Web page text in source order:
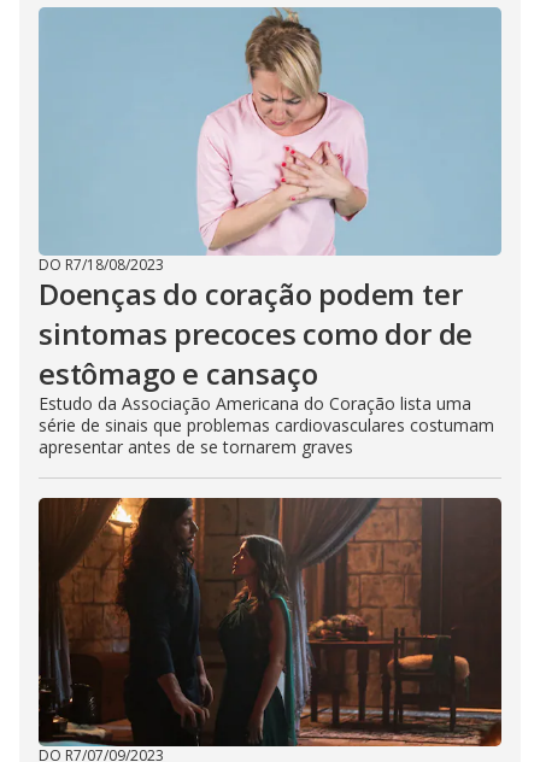
DO R7/18/08/2023
Doenças do coração podem ter
sintomas precoces como dor de
estômago e cansaço
Estudo da Associação Americana do Coração lista uma
série de sinais que problemas cardiovasculares costumam
apresentar antes de se tornarem graves
DO R7/07/09/2023